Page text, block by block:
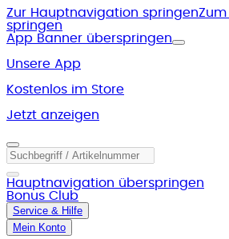
Zur Hauptnavigation springen
springen
App Banner überspringen
Unsere App
Kostenlos im Store
Jetzt anzeigen
Hauptnavigation überspringen
Bonus Club
Service & Hilfe
Mein Konto